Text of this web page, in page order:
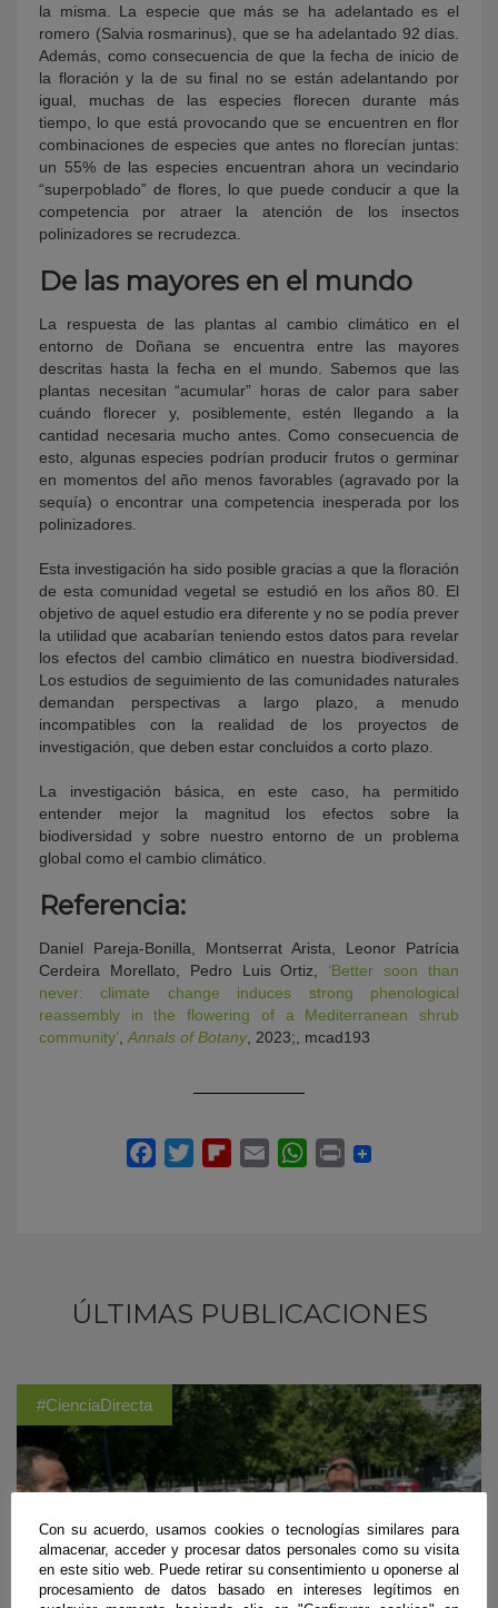
la misma. La especie que más se ha adelantado es el
romero (Salvia rosmarinus), que se ha adelantado 92 días.
Además, como consecuencia de que la fecha de inicio de
la floración y la de su final no se están adelantando por
igual, muchas de las especies florecen durante más
tiempo, lo que está provocando que se encuentren en flor
combinaciones de especies que antes no florecían juntas:
un 55% de las especies encuentran ahora un vecindario
“superpoblado” de flores, lo que puede conducir a que la
competencia por atraer la atención de los insectos
polinizadores se recrudezca.
De las mayores en el mundo
La respuesta de las plantas al cambio climático en el
entorno de Doñana se encuentra entre las mayores
descritas hasta la fecha en el mundo. Sabemos que las
plantas necesitan “acumular” horas de calor para saber
cuándo florecer y, posiblemente, estén llegando a la
cantidad necesaria mucho antes. Como consecuencia de
esto, algunas especies podrían producir frutos o germinar
en momentos del año menos favorables (agravado por la
sequía) o encontrar una competencia inesperada por los
polinizadores.
Esta investigación ha sido posible gracias a que la floración
de esta comunidad vegetal se estudió en los años 80. El
objetivo de aquel estudio era diferente y no se podía prever
la utilidad que acabarían teniendo estos datos para revelar
los efectos del cambio climático en nuestra biodiversidad.
Los estudios de seguimiento de las comunidades naturales
demandan perspectivas a largo plazo, a menudo
incompatibles con la realidad de los proyectos de
investigación, que deben estar concluidos a corto plazo.
La investigación básica, en este caso, ha permitido
entender mejor la magnitud los efectos sobre la
biodiversidad y sobre nuestro entorno de un problema
global como el cambio climático.
Referencia:
Daniel Pareja-Bonilla, Montserrat Arista, Leonor Patrícia
Cerdeira Morellato, Pedro Luis Ortiz, ‘Better soon than
never: climate change induces strong phenological
reassembly in the flowering of a Mediterranean shrub
community’,Annals of Botany, 2023;, mcad193
ÚLTIMAS PUBLICACIONES
#CienciaDirecta
Con su acuerdo, usamos cookies o tecnologías similares para
almacenar, acceder y procesar datos personales como su visita
en este sitio web. Puede retirar su consentimiento u oponerse al
procesamiento de datos basado en intereses legítimos en